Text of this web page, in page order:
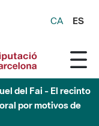
CA ES
del Fai - El recinto
por motivos de